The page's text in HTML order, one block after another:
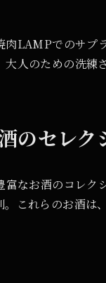
LAMPでのサプ
人のための洗練
のセレク
なお酒のコレク
これらのお酒